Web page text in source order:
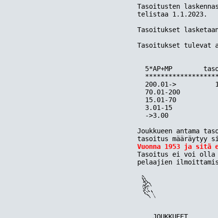
Tasoitusten
telistaa 1.1.2023.
Tasoitukset
Tasoitukset tulevat
5*AP+MP
200.01->
70.01-200
15.01-70
3.01-15
->3.00
Joukkueen antama
Vuonna 1953 ja sitä
Tasoitus ei voi olla